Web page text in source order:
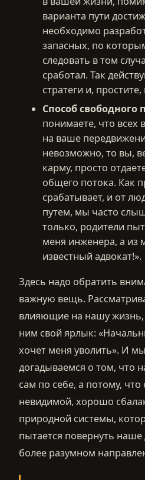
варианта пути
необходимо
запасных, по
следовать в том
сработал. Так
стратеги и,
Способ свободного
понимаете, что
на ваше
невозможно, то вы,
карму, просто
общего потока. Как
срабатывает, и от
путем, мы часто
только, родители
меня инженера, а из
известный адвокат!».
Здесь надо обратить
важную вещь.
влияющие на нашу
ним свой ярлык:
хочет меня уволить». И
догадываемся о том, что
сам по себе, а потому, что
невидимой, хорошо
природной системы,
пытается повернуть
более разумном